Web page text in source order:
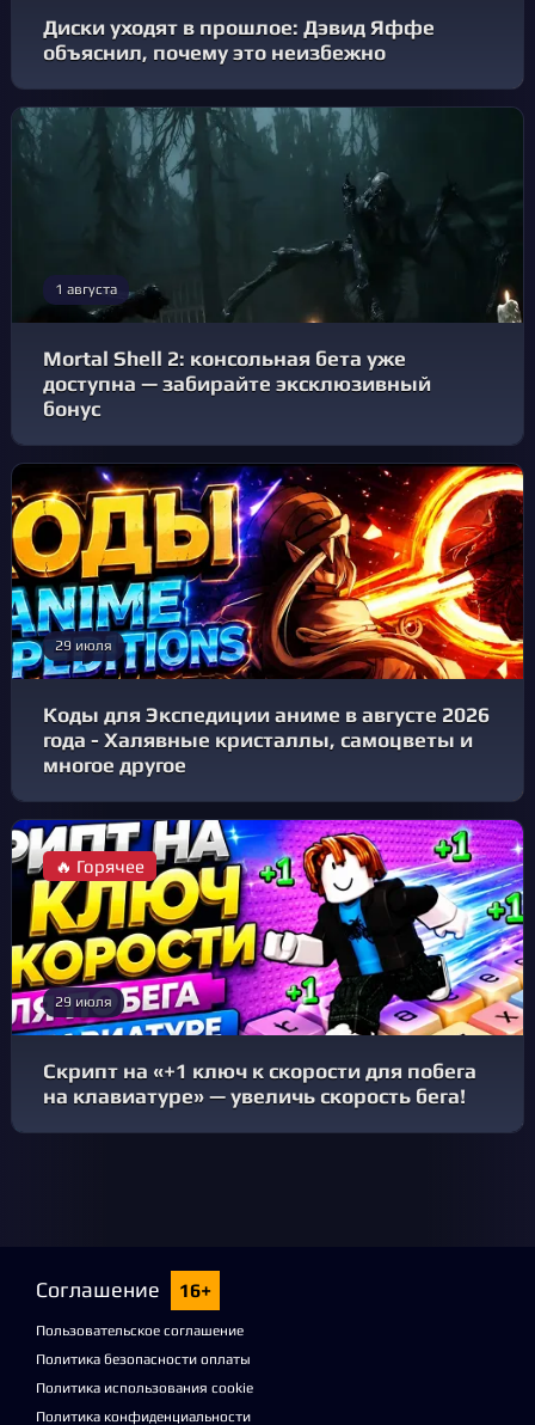
Диски уходят в прошлое: Дэвид Яффе
объяснил, почему это неизбежно
1 августа
Mortal Shell 2: консольная бета уже
доступна — забирайте эксклюзивный
бонус
29 июля
Коды для Экспедиции аниме в августе 2026
года - Халявные кристаллы, самоцветы и
многое другое
🔥 Горячее
29 июля
Скрипт на «+1 ключ к скорости для побега
на клавиатуре» — увеличь скорость бега!
Соглашение 16+
Пользовательское соглашение
Политика безопасности оплаты
Политика использования cookie
Политика конфиденциальности